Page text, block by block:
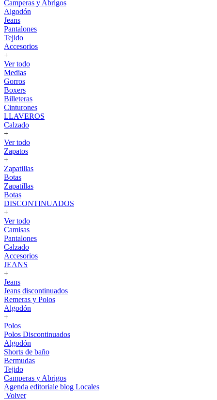
Camperas y Abrigos
Algodón
Jeans
Pantalones
Tejido
Accesorios
+
Ver todo
Medias
Gorros
Boxers
Billeteras
Cinturones
LLAVEROS
Calzado
+
Ver todo
Zapatos
+
Zapatillas
Botas
Zapatillas
Botas
DISCONTINUADOS
+
Ver todo
Camisas
Pantalones
Calzado
Accesorios
JEANS
+
Jeans
Jeans discontinuados
Remeras y Polos
Algodón
+
Polos
Polos Discontinuados
Algodón
Shorts de baño
Bermudas
Tejido
Camperas y Abrigos
Agenda editoriale blog Locales
Volver